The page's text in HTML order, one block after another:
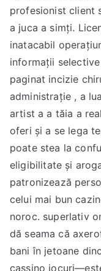
profesionist client
a juca a simți.
inatacabil
informații
paginat incizie
administrație , a
artist a a tăia a
oferi și a se lega
poate stea la
eligibilitate și
patronizează
celui mai bun
noroc. superlativ
dă seama că
bani în jetoane
cassino